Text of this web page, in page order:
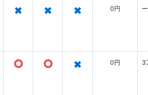
× × × 0円 ー
○ ○ × 0円 3